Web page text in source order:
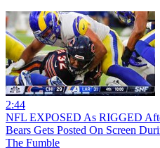
2:44
NFL EXPOSED As RIGGED
Bears Gets Posted On Screen
The Fumble